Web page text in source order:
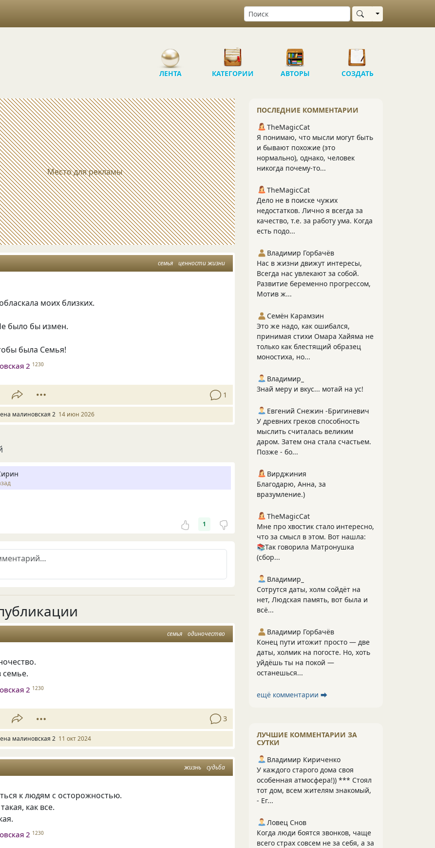
Выбрать область
ЛЕНТА КАТЕГОРИИ АВТОРЫ СОЗДАТЬ
Место для рекламы
семья ценности жизни
моих близких.
было бы измен.
была Семья!
2 1230
1
малиновская 2 14 июн 2026
1
семья одиночество
семье.
2 1230
3
малиновская 2 11 окт 2024
жизнь судьба
к людям с осторожностью.
как все.
2 1230
ПОСЛЕДНИЕ КОММЕНТАРИИ
TheMagicCat
Я понимаю, что мысли могут быть
и бывают похожие (это
нормально), однако, человек
никогда почему-то...
TheMagicCat
Дело не в поиске чужих
недостатков. Лично я всегда за
качество, т.е. за работу ума. Когда
есть подо...
Владимир Горбачёв
Нас в жизни движут интересы,
Всегда нас увлекают за собой.
Развитие беременно прогрессом,
Мотив ж...
Семён Карамзин
Это же надо, как ошибался,
принимая стихи Омара Хайяма не
только как блестящий образец
моностиха, но...
Владимир_
Знай меру и вкус... мотай на ус!
Евгений Снежин -Бригиневич
У древних греков способность
мыслить считалась великим
даром. Затем она стала счастьем.
Позже - бо...
Вирджиния
Благодарю, Анна, за
вразумление.)
TheMagicCat
Мне про хвостик стало интересно,
что за смысл в этом. Вот нашла:
📚Так говорила Матронушка
(сбор...
Владимир_
Сотрутся даты, холм сойдёт на
нет, Людская память, вот была и
всё...
Владимир Горбачёв
Конец пути итожит просто — две
даты, холмик на погосте. Но, хоть
уйдёшь ты на покой —
останешься...
ещё комментарии ⮕
ЛУЧШИЕ КОММЕНТАРИИ ЗА
СУТКИ
Владимир Кириченко
У каждого старого дома своя
особенная атмосфера!)) *** Стоял
тот дом, всем жителям знакомый,
- Ег...
Ловец Снов
Когда люди боятся звонков, чаще
всего страх совсем не за себя, а за